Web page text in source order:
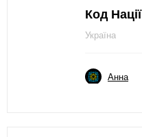
Код Нації
Україна
Анна